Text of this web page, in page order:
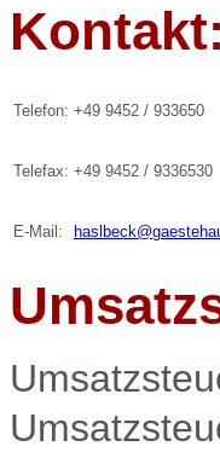
Kontakt:
Telefon: +49 9452 / 933650
Telefax: +49 9452 / 9336530
E-Mail: